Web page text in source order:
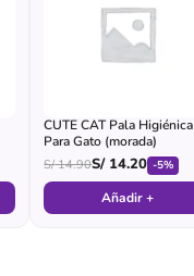
CUTE CAT Pala Higiénica
Para Gato (morada)
S/14.90S/14.20 -5%
Añadir +